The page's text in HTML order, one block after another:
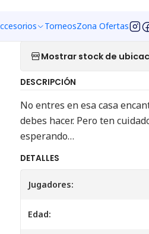
TorneosZona Ofertas
Agregar a la lista
Mostrar stock de
DESCRIPCIÓN
No entres en esa casa
debes hacer. Pero ten
esperando…
DETALLES
Jugadores:
Edad: